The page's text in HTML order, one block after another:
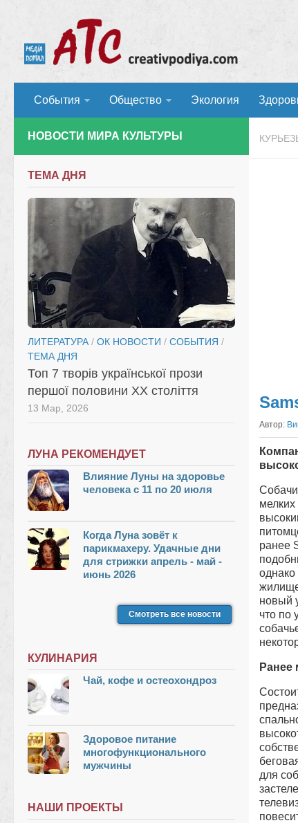
События Общество Экология
Автор:
ранее
новый
что по
Ранее
для
НОВОСТИ МИРА КУЛЬТУРЫ
ТЕМА ДНЯ
ЛИТЕРАТУРА / ОК НОВОСТИ / СОБЫТИЯ /
ТЕМА ДНЯ
Топ 7 творів української прози
першої половини XX століття
13 Мар, 2026
ЛУНА РЕКОМЕНДУЕТ
Влияние Луны на здоровье
человека с 11 по 20 июля
Когда Луна зовёт к
парикмахеру. Удачные дни
для стрижки апрель - май -
июнь 2026
Смотреть все новости
КУЛИНАРИЯ
Чай, кофе и остеохондроз
Здоровое питание
многофункционального
мужчины
НАШИ ПРОЕКТЫ